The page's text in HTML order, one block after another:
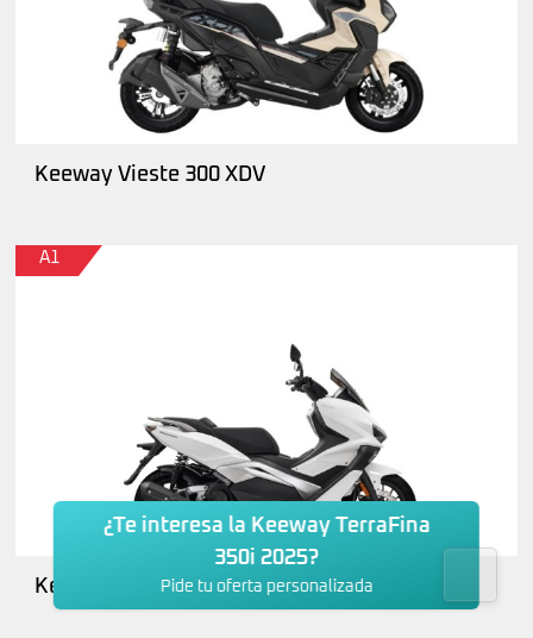
Keeway Vieste 300 XDV
A1
Keeway Vieste 125 / 300
¿Te interesa la Keeway TerraFina
350i 2025?
Pide tu oferta personalizada